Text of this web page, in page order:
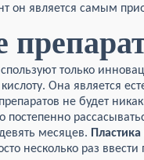
он является самым
только
Она является
не будет
постепенно
месяцев. Пластика
несколько раз